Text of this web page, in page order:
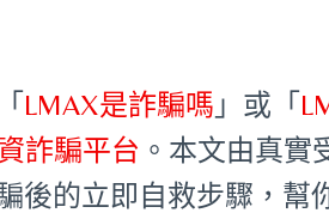
LMAX是詐騙嗎 」或「
詐騙平台 。本文由真實
後的立即自救步驟，幫